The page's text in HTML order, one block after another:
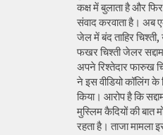
कक्ष में बुलाता है और
संवाद करवाता है। अब
जेल में बंद ताहिर
फखर चिश्ती जेलर
अपने रिश्तेदार फारुख
ने इस वीडियो कॉलिंग के
किया। आरोप है कि
मुस्लिम कैदियों की बात
रहता है। ताजा मामला